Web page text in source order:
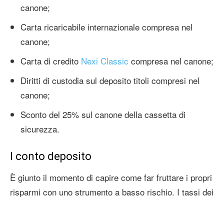
canone;
Carta ricaricabile internazionale compresa nel
canone;
Carta di credito Nexi Classic compresa nel canone;
Diritti di custodia sul deposito titoli compresi nel
canone;
Sconto del 25% sul canone della cassetta di
sicurezza.
I conto deposito
È giunto il momento di capire come far fruttare i propri
risparmi con uno strumento a basso rischio. I tassi dei